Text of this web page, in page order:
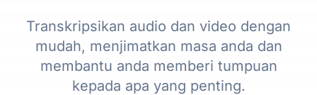
Transkripsikan audio dan video dengan
mudah, menjimatkan masa anda dan
membantu anda memberi tumpuan
kepada apa yang penting.